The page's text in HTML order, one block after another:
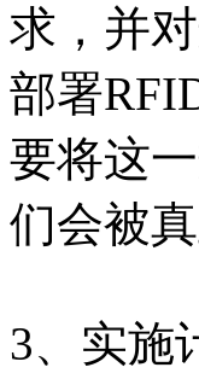
求，并
部署
要将这
们会被
3、实施